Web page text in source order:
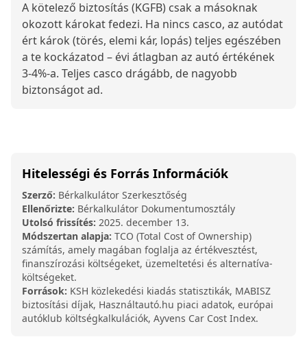
A kötelező biztosítás (KGFB) csak a másoknak
okozott károkat fedezi. Ha nincs casco, az autódat
ért károk (törés, elemi kár, lopás) teljes egészében
a te kockázatod – évi átlagban az autó értékének
3-4%-a. Teljes casco drágább, de nagyobb
biztonságot ad.
Hitelességi és Forrás Információk
Szerző: Bérkalkulátor Szerkesztőség
Ellenőrizte: Bérkalkulátor Dokumentumosztály
Utolsó frissítés: 2025. december 13.
Módszertan alapja: TCO (Total Cost of Ownership)
számítás, amely magában foglalja az értékvesztést,
finanszírozási költségeket, üzemeltetési és alternatíva-
költségeket.
Források: KSH közlekedési kiadás statisztikák, MABISZ
biztosítási díjak, Használtautó.hu piaci adatok, európai
autóklub költségkalkulációk, Ayvens Car Cost Index.